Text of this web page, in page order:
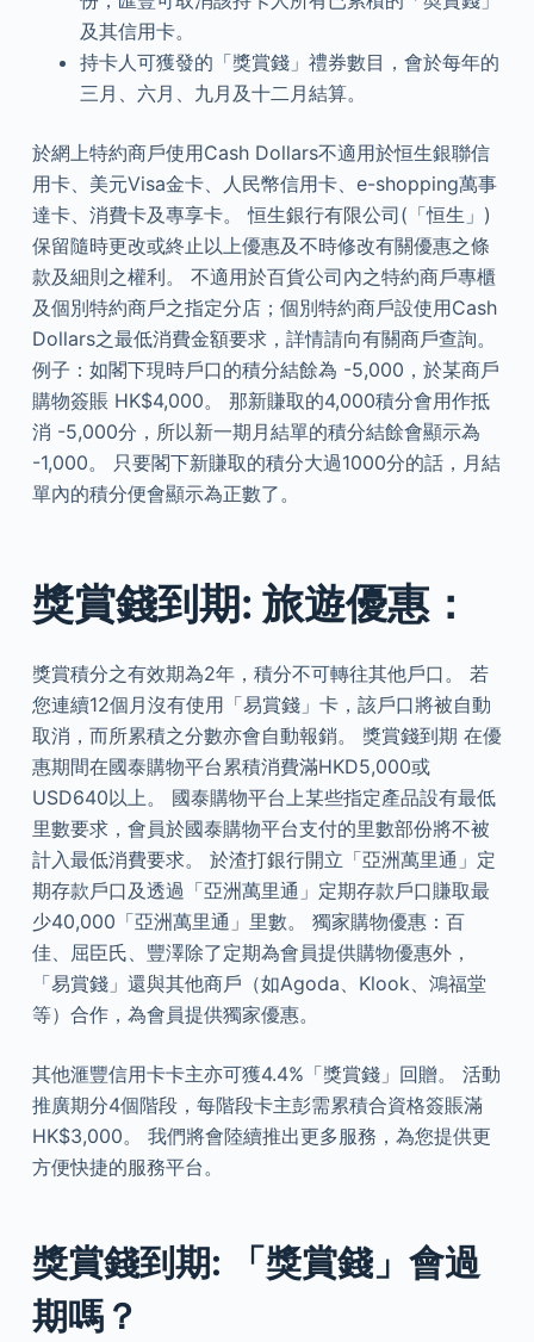
及其信用卡。
持卡人可獲發的「獎賞錢」禮券數目，會於每年的
三月、六月、九月及十二月結算。
於網上特約商戶使用Cash Dollars不適用於恒生銀聯信
用卡、美元Visa金卡、人民幣信用卡、e-shopping萬事
達卡、消費卡及專享卡。 恒生銀行有限公司(「恒生」)
保留隨時更改或終止以上優惠及不時修改有關優惠之條
款及細則之權利。 不適用於百貨公司內之特約商戶專櫃
及個別特約商戶之指定分店；個別特約商戶設使用Cash
Dollars之最低消費金額要求，詳情請向有關商戶查詢。
例子：如閣下現時戶口的積分結餘為 -5,000，於某商戶
購物簽賬 HK$4,000。 那新賺取的4,000積分會用作抵
消 -5,000分，所以新一期月結單的積分結餘會顯示為
-1,000。 只要閣下新賺取的積分大過1000分的話，月結
單內的積分便會顯示為正數了。
獎賞錢到期: 旅遊優惠：
獎賞積分之有效期為2年，積分不可轉往其他戶口。 若
您連續12個月沒有使用「易賞錢」卡，該戶口將被自動
取消，而所累積之分數亦會自動報銷。 獎賞錢到期 在優
惠期間在國泰購物平台累積消費滿HKD5,000或
USD640以上。 國泰購物平台上某些指定產品設有最低
里數要求，會員於國泰購物平台支付的里數部份將不被
計入最低消費要求。 於渣打銀行開立「亞洲萬里通」定
期存款戶口及透過「亞洲萬里通」定期存款戶口賺取最
少40,000「亞洲萬里通」里數。 獨家購物優惠：百
佳、屈臣氏、豐澤除了定期為會員提供購物優惠外，
「易賞錢」還與其他商戶（如Agoda、Klook、鴻福堂
等）合作，為會員提供獨家優惠。
其他滙豐信用卡卡主亦可獲4.4%「獎賞錢」回贈。 活動
推廣期分4個階段，每階段卡主彭需累積合資格簽賬滿
HK$3,000。 我們將會陸續推出更多服務，為您提供更
方便快捷的服務平台。
獎賞錢到期: 「獎賞錢」會過
期嗎？